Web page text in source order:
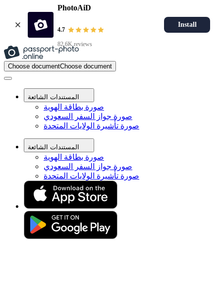
PhotoAiD
4.7
82.6K reviews
Install
Choose documentChoose document
المستندات الشائعة
صورة بطاقة الهوية
صورة جواز السفر السعودي
صورة تأشيرة الولايات المتحدة
المستندات الشائعة
صورة بطاقة الهوية
صورة جواز السفر السعودي
صورة تأشيرة الولايات المتحدة